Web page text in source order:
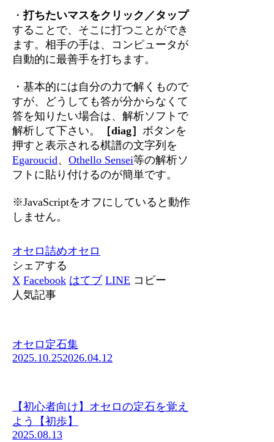
・打ちたいマスをクリック／タップ
することで、そこに打つことができ
ます。相手の手は、コンピュータが
自動的に最善手を打ちます。
・基本的には自分の力で解くもので
すが、どうしても答が分からなくて
答を知りたい場合は、解析ソフトで
解析して下さい。
［diag］ ボタンを
押すと表示される棋譜の文字列を
Egaroucid、Othello Sensei等の解析ソ
フトに貼り付けるのが簡単です。
※JavaScriptをオフにしていると動作
しません。
オセロ詰めオセロ
シェアする
X Facebook はてブ LINE コピー
人気記事
オセロ定石集
2025.10.252026.04.12
【初心者向け】オセロの定石を覚え
よう【初歩】
2025.08.13